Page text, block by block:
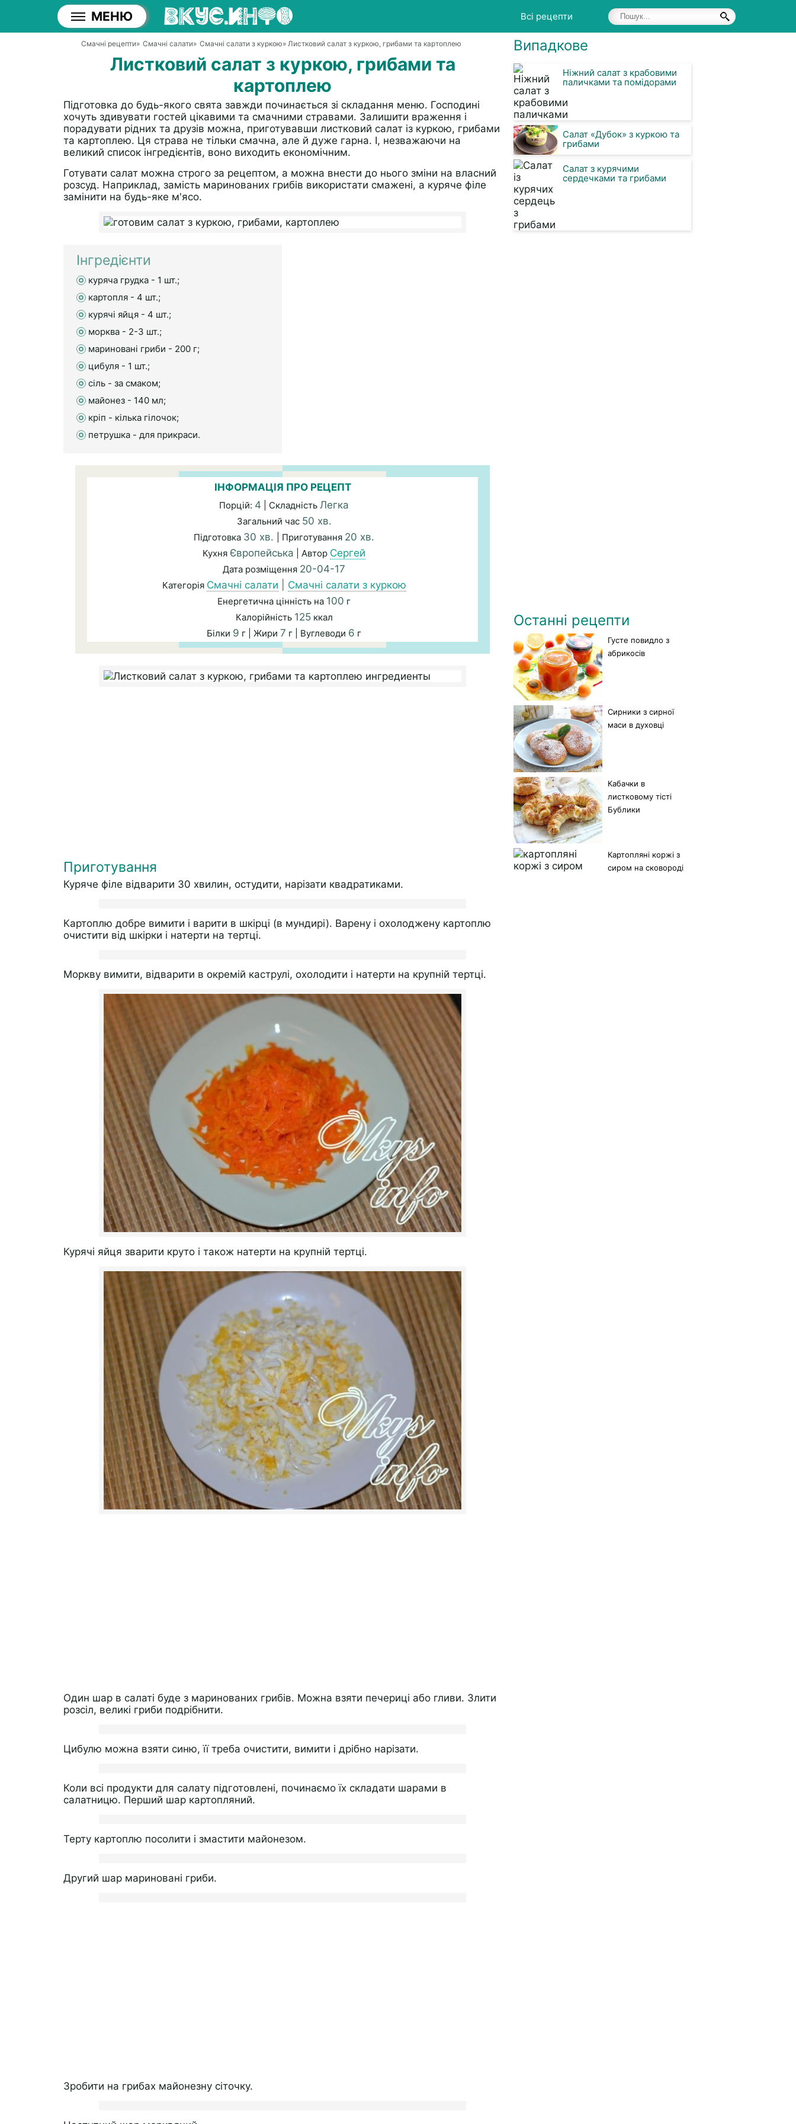
МЕНЮ Всі рецепти
Смачні рецепти» Смачні салати» Смачні салати з куркою» Листковий салат з куркою, грибами та картоплею
Листковий салат з куркою, грибами та
картоплею
Підготовка до будь-якого свята завжди починається зі складання меню. Господині
хочуть здивувати гостей цікавими та смачними стравами. Залишити враження і
порадувати рідних та друзів можна, приготувавши листковий салат із куркою, грибами
та картоплею. Ця страва не тільки смачна, але й дуже гарна. І, незважаючи на
великий список інгредієнтів, воно виходить економічним.
Готувати салат можна строго за рецептом, а можна внести до нього зміни на власний
розсуд. Наприклад, замість маринованих грибів використати смажені, а куряче філе
замінити на будь-яке м'ясо.
Інгредієнти
куряча грудка - 1 шт.;
картопля - 4 шт.;
курячі яйця - 4 шт.;
морква - 2-3 шт.;
мариновані гриби - 200 г;
цибуля - 1 шт.;
сіль - за смаком;
майонез - 140 мл;
кріп - кілька гілочок;
петрушка - для прикраси.
ІНФОРМАЦІЯ ПРО РЕЦЕПТ
Порцій: 4 | Складність Легка
Загальний час 50 хв.
Підготовка 30 хв. | Приготування 20 хв.
Кухня Європейська | Автор Сергей
Дата розміщення 20-04-17
Категорія Смачні салати Смачні салати з куркою
Енергетична цінність на 100 г
Калорійність 125ккал
Білки 9 г | Жири 7 г | Вуглеводи 6 г
Приготування
Куряче філе відварити 30 хвилин, остудити, нарізати квадратиками.
Картоплю добре вимити і варити в шкірці (в мундирі). Варену і охолоджену картоплю
очистити від шкірки і натерти на тертці.
Моркву вимити, відварити в окремій каструлі, охолодити і натерти на крупній тертці.
Курячі яйця зварити круто і також натерти на крупній тертці.
Один шар в салаті буде з маринованих грибів. Можна взяти печериці або гливи. Злити
розсіл, великі гриби подрібнити.
Цибулю можна взяти синю, її треба очистити, вимити і дрібно нарізати.
Коли всі продукти для салату підготовлені, починаємо їх складати шарами в
салатницю. Перший шар картопляний.
Терту картоплю посолити і змастити майонезом.
Другий шар мариновані гриби.
Зробити на грибах майонезну сіточку.
Випадкове
Ніжний салат з крабовими
паличками та помідорами
Салат «Дубок» з куркою та
грибами
Салат з курячими
сердечками та грибами
Останні рецепти
Густе повидло з
абрикосів
Сирники з сирної
маси в духовці
Кабачки в
листковому тісті
Бублики
Картопляні коржі з
сиром на сковороді